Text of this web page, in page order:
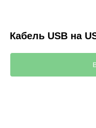
Кабель USB на